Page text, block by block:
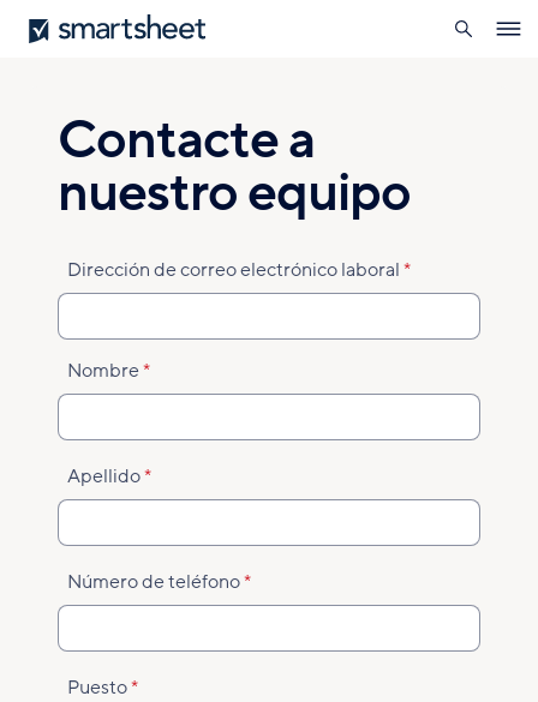
Pasar
al
Smartsheet
búsqueda
Contacte a
nuestro equipo
Dirección de correo electrónico laboral
Nombre
Apellido
Número de teléfono
Puesto